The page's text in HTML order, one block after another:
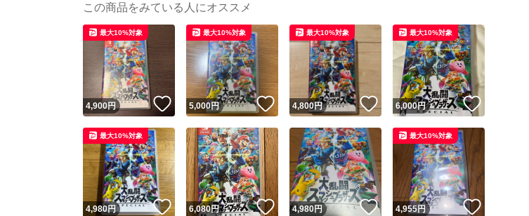
この商品をみている人にオススメ
4,900円 いいね！
最大10%対象
5,000円 いいね！
最大10%対象
4,800円 いいね！
最大10%対象
6,000円
最大10%対象
4,980円 いいね！
最大10%対象
6,080円 いいね！
4,980円 いいね！
4,955円
最大10%対象